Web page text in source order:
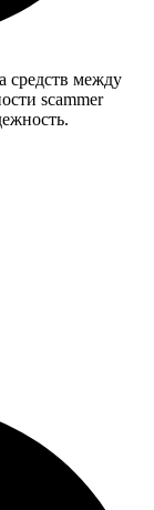
средств между
scammer